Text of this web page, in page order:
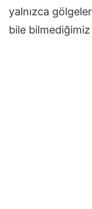
yalnızca
bile